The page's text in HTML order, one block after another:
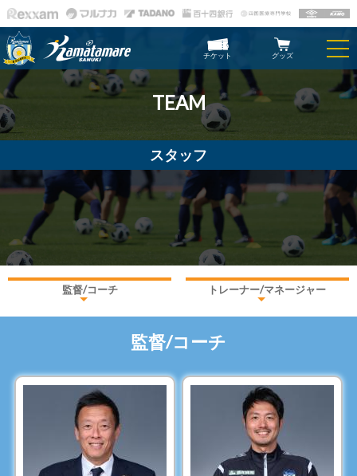
チケット グッズ
TEAM
スタッフ
監督/コーチ トレーナー/マネージャー
監督/コーチ